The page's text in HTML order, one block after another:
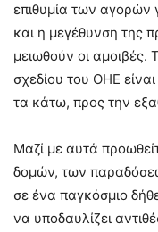
επιθυμία των αγορών
και η μεγέθυνση της
μειωθούν οι αμοιβές.
σχεδίου του ΟΗΕ
τα κάτω, προς την
Μαζί με αυτά
δομών, των
σε ένα παγκόσμιο
να υποδαυλίζει